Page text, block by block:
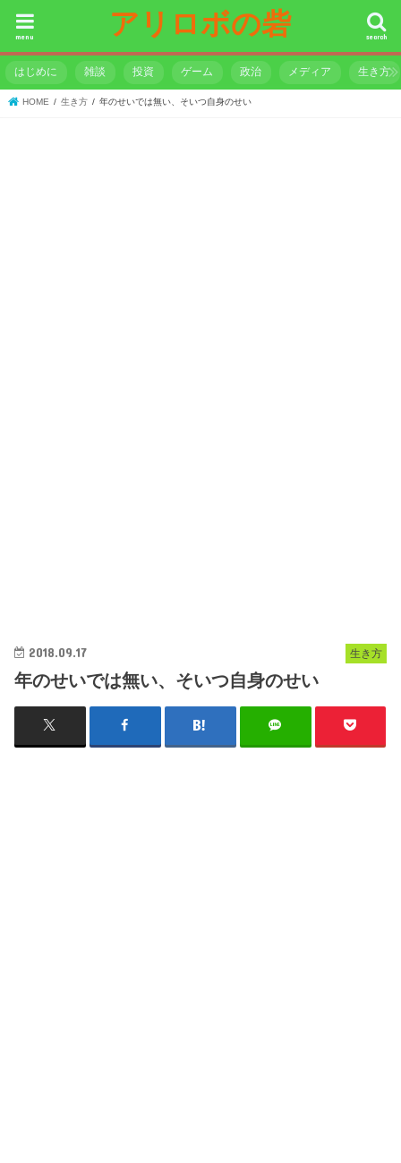
アリロボの砦 search
menu
はじめに 雑談 投資 ゲーム 政治 メディア 生き方
HOME 生き方 年のせいでは無い、そいつ自身のせい
生き方
2018.09.17
年のせいでは無い、そいつ自身のせい